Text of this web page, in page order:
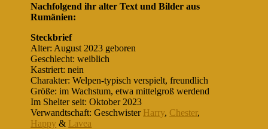
Nachfolgend ihr alter Text und Bilder aus
Rumänien:
Steckbrief
Alter: August 2023 geboren
Geschlecht: weiblich
Kastriert: nein
Charakter: Welpen-typisch verspielt, freundlich
Größe: im Wachstum, etwa mittelgroß werdend
Im Shelter seit: Oktober 2023
Verwandtschaft: Geschwister Harry, Chester,
Happy & Lavea